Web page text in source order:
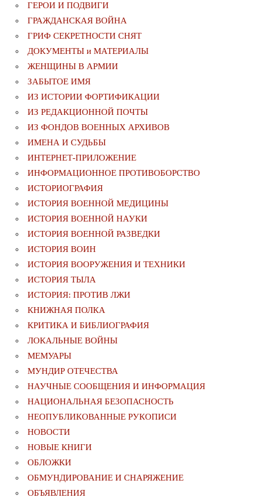
ГЕРОИ И ПОДВИГИ
ГРАЖДАНСКАЯ ВОЙНА
ГРИФ СЕКРЕТНОСТИ СНЯТ
ДОКУМЕНТЫ и МАТЕРИАЛЫ
ЖЕНЩИНЫ В АРМИИ
ЗАБЫТОЕ ИМЯ
ИЗ ИСТОРИИ ФОРТИФИКАЦИИ
ИЗ РЕДАКЦИОННОЙ ПОЧТЫ
ИЗ ФОНДОВ ВОЕННЫХ АРХИВОВ
ИМЕНА И СУДЬБЫ
ИНТЕРНЕТ-ПРИЛОЖЕНИЕ
ИНФОРМАЦИОННОЕ ПРОТИВОБОРСТВО
ИСТОРИОГРАФИЯ
ИСТОРИЯ ВОЕННОЙ МЕДИЦИНЫ
ИСТОРИЯ ВОЕННОЙ НАУКИ
ИСТОРИЯ ВОЕННОЙ РАЗВЕДКИ
ИСТОРИЯ ВОИН
ИСТОРИЯ ВООРУЖЕНИЯ И ТЕХНИКИ
ИСТОРИЯ ТЫЛА
ИСТОРИЯ: ПРОТИВ ЛЖИ
КНИЖНАЯ ПОЛКА
КРИТИКА И БИБЛИОГРАФИЯ
ЛОКАЛЬНЫЕ ВОЙНЫ
МЕМУАРЫ
МУНДИР ОТЕЧЕСТВА
НАУЧНЫЕ СООБЩЕНИЯ И ИНФОРМАЦИЯ
НАЦИОНАЛЬНАЯ БЕЗОПАСНОСТЬ
НЕОПУБЛИКОВАННЫЕ РУКОПИСИ
НОВОСТИ
НОВЫЕ КНИГИ
ОБЛОЖКИ
ОБМУНДИРОВАНИЕ И СНАРЯЖЕНИЕ
ОБЪЯВЛЕНИЯ